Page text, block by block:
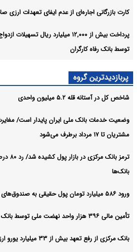
کارت بازرگانی اجاره‌ای از عدم ایفای تعهدات ارزی صادراتی ۳۵ درصد
پرداخت بیش از ۱۲,۰۰۰ میلیارد ریال
توسط بانک رفاه کارگران
پربازدیدترین گروه
شاخص کل در آستانه قله ۵.۲ میلیون واحدی
وضعیت خدمات بانک ملی ایران پایدار است/
مشتریان تا ۱۷ مرداد برطرف می‌شود
ترمز
بانک‌ها
ورود ۵۸۶ میلیارد تومان پول حقیقی به صندوق‌های طلا
تأمین مالی ۳۹۶ هزار واحد نهضت ملی توسط بانک مسکن
بانک مرکزی از رفع تعهد بیش از ۳۳ میلیارد یورو ارز صادراتی خبر داد